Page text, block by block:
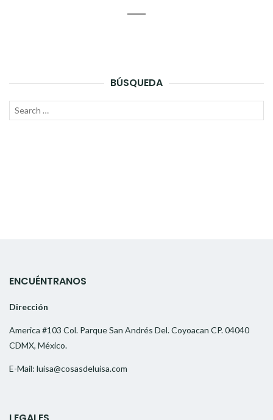
BÚSQUEDA
Search
ENCUÉNTRANOS
Dirección
America #103 Col. Parque San Andrés Del. Coyoacan CP. 04040
CDMX, México.
E-Mail: luisa@cosasdeluisa.com